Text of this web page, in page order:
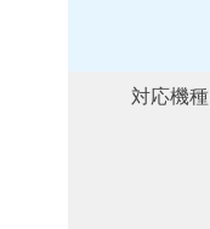
対応機種